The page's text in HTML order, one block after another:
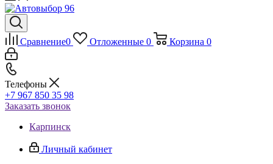
Сравнение0 Отложенные 0 Корзина 0
Телефоны
+7 967 850 35 98
Заказать звонок
Карпинск
Личный кабинет